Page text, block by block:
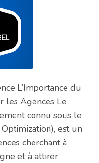
L’Importance du
les Agences Le
connu sous le
est un
cherchant à
et à attirer